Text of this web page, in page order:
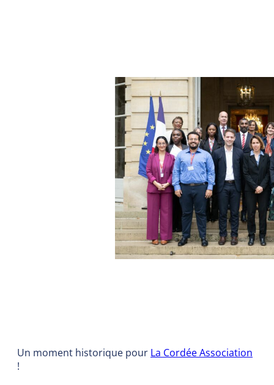
Un moment historique pour La Cordée Association
!